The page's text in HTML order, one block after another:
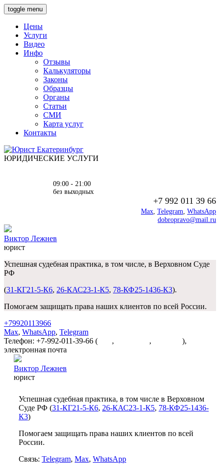
toggle menu
Цены
Услуги
Видео
Инфо
Отзывы
Калькуляторы
Законы
Образцы
Органы
Статьи
СМИ
Карта услуг
Контакты
ЮРИДИЧЕСКИЕ УСЛУГИ
09:00 - 21:00
без выходных
+7 992 011 39 66
Max, Telegram, WhatsApp
dobropravo@mail.ru
Виктор Лежнев
юрист
Успешная судебная практика, в том числе, в Верховном Суде
РФ
(31-КГ21-5-К6, 26-КАС23-1-К5, 78-КФ25-1436-К3).
Помогаем защищать права наших клиентов по всей России.
+79920113966
Max, WhatsApp, Telegram
Телефон: +7-992-011-39-66 (
, ,
),
электронная почта
Виктор Лежнев
юрист
Успешная судебная практика, в том числе в Верховном
Суде РФ (31-КГ21-5-К6, 26-КАС23-1-К5, 78-КФ25-1436-
К3)
Помогаем защищать права наших клиентов по всей
России.
Связь: Telegram, Max, WhatsApp